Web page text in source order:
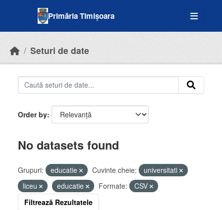
Primăria Timișoara
Seturi de date
Order by
No datasets found
Grupuri: educatie Cuvinte cheie:
universitati
liceu
educatie Formate:
CSV
Filtrează Rezultatele